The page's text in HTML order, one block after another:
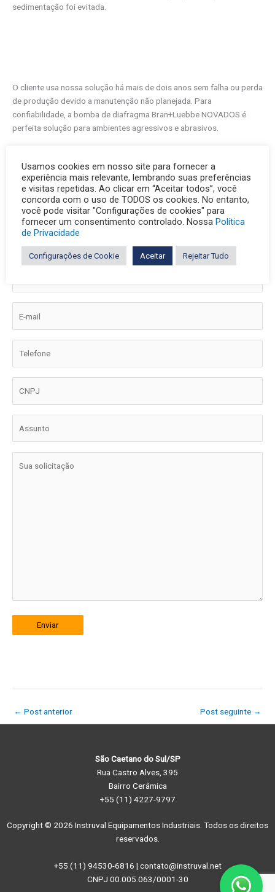
sedimentação foi evitada.
O cliente usa nossa solução há mais de dois anos sem falha ou perda
de produção devido a manutenção não planejada. Para
confiabilidade, a bomba de diafragma Bran+Luebbe NOVADOS é
perfeita solução para ambientes agressivos e abrasivos.
químico a aumentar eficiência e reduzir o tempo de inatividade com
melhor qualidade do produto.
ENTRE EM CONTATO COM NOSSOS ENGENHEIROS PARA SABER
MAIS
Enviar
← Post anterior Post seguinte →
São Caetano do Sul/SP
Rua Castro Alves, 395
Bairro Cerâmica
+55 (11) 4227-9797
Copyright © 2026 Instruval Equipamentos Industriais. Todos os direitos
reservados.
+55 (11) 94530-6816 | contato@instruval.net
CNPJ 00.005.063/0001-30
Usamos cookies em nosso site para fornecer a
experiência mais relevante, lembrando suas preferências
e visitas repetidas. Ao clicar em “Aceitar todos”, você
concorda com o uso de TODOS os cookies. No entanto,
você pode visitar "Configurações de cookies" para
fornecer um consentimento controlado. Nossa Política
de Privacidade
Configurações de Cookie Aceitar Rejeitar Tudo